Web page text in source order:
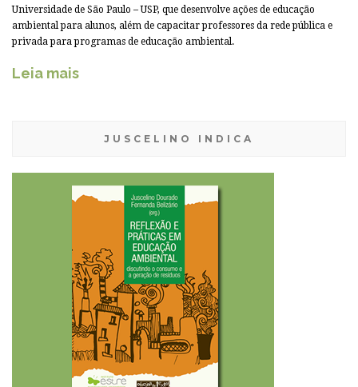
Universidade de São Paulo – USP, que desenvolve ações de educação
ambiental para alunos, além de capacitar professores da rede pública e
privada para programas de educação ambiental.
Leia mais
JUSCELINO INDICA